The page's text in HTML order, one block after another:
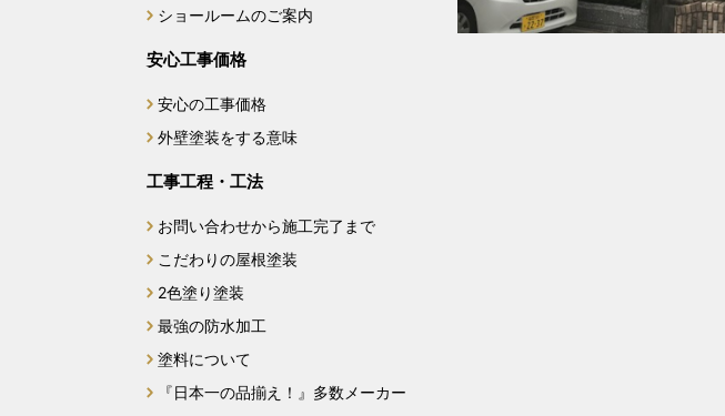
ショールームのご案内
安心工事価格
安心の工事価格
外壁塗装をする意味
工事工程・工法
お問い合わせから施工完了まで
こだわりの屋根塗装
2色塗り塗装
最強の防水加工
塗料について
『日本一の品揃え！』多数メーカー